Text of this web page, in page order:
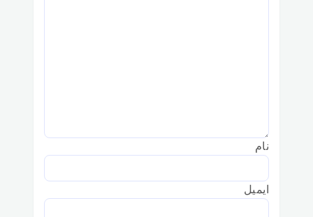
نام
ایمیل